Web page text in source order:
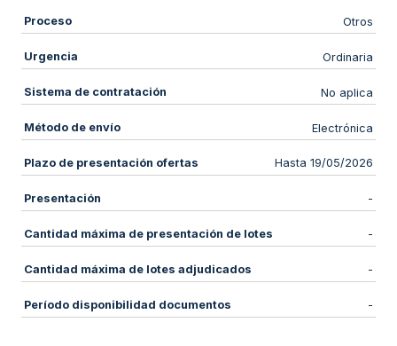
Proceso Otros
Urgencia Ordinaria
Sistema de contratación No aplica
Método de envío Electrónica
Plazo de presentación ofertas Hasta 19/05/2026
Presentación -
Cantidad máxima de presentación de lotes -
Cantidad máxima de lotes adjudicados -
Período disponibilidad documentos -